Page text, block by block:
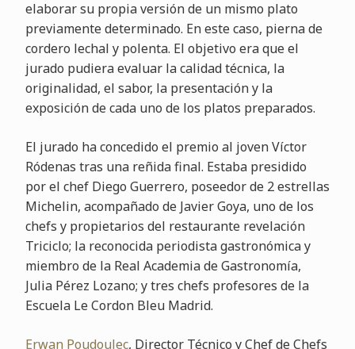
elaborar su propia versión de un mismo plato
previamente determinado. En este caso, pierna de
cordero lechal y polenta. El objetivo era que el
jurado pudiera evaluar la calidad técnica, la
originalidad, el sabor, la presentación y la
exposición de cada uno de los platos preparados.
El jurado ha concedido el premio al joven Víctor
Ródenas tras una reñida final. Estaba presidido
por el chef Diego Guerrero, poseedor de 2 estrellas
Michelin, acompañado de Javier Goya, uno de los
chefs y propietarios del restaurante revelación
Triciclo; la reconocida periodista gastronómica y
miembro de la Real Academia de Gastronomía,
Julia Pérez Lozano; y tres chefs profesores de la
Escuela Le Cordon Bleu Madrid.
Erwan Poudoulec, Director Técnico y Chef de Chefs